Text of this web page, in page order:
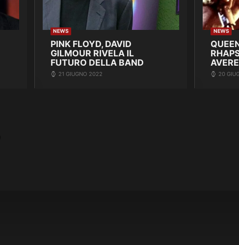
NEWS
PINK FLOYD, DAVID
GILMOUR RIVELA IL
FUTURO DELLA BAND
21 GIUGNO 2022
NEWS
20